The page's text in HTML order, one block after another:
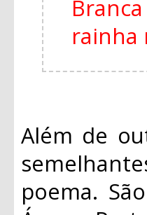
rainha
Além de
poema.